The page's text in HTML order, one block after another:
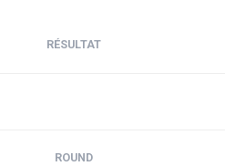
RÉSULTAT
ROUND